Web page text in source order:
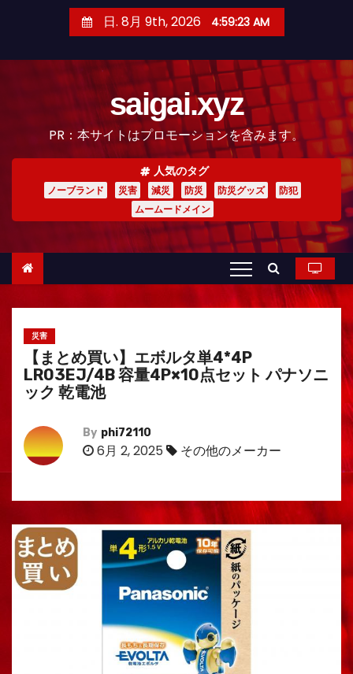
日. 8月 9th, 2026 4:59:24 AM
saigai.xyz
PR：本サイトはプロモーションを含みます。
人気のタグ
ノーブランド 災害 減災 防災 防災グッズ
防犯
ムームードメイン
災害
【まとめ買い】エボルタ単4*4P
LR03EJ/4B 容量4P×10点セット パナソニ
ック 乾電池
By phi72110
6月 2, 2025 その他のメーカー